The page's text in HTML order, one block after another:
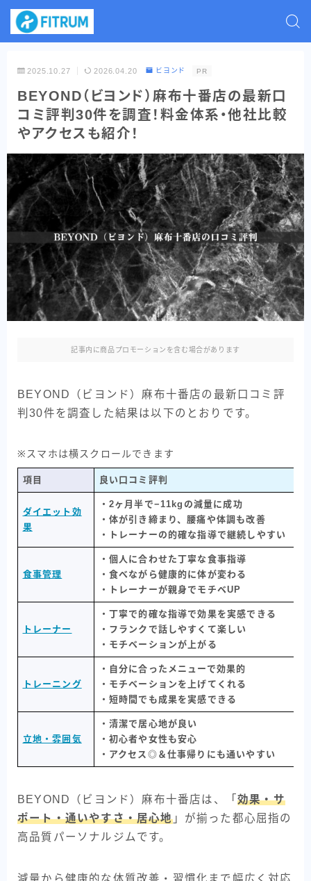
2025.10.27 2026.04.20 ビヨンド PR
BEYOND（ビヨンド）麻布十番店の最新口
コミ評判30件を調査！料金体系・他社比較
やアクセスも紹介！
記事内に商品プロモーションを含む場合があります
BEYOND（ビヨンド）麻布十番店の最新口コミ評
判30件を調査した結果は以下のとおりです。
※スマホは横スクロールできます
項目 良い口コミ評判
ダイエット効
果
・2ヶ月半で−11kgの減量に成功
・体が引き締まり、腰痛や体調も改善
・トレーナーの的確な指導で継続しやすい
食事管理
・個人に合わせた丁寧な食事指導
・食べながら健康的に体が変わる
・トレーナーが親身でモチベUP
トレーナー
・丁寧で的確な指導で効果を実感できる
・フランクで話しやすくて楽しい
・モチベーションが上がる
トレーニング
・自分に合ったメニューで効果的
・モチベーションを上げてくれる
・短時間でも成果を実感できる
立地・雰囲気
・清潔で居心地が良い
・初心者や女性も安心
・アクセス◎＆仕事帰りにも通いやすい
BEYOND（ビヨンド）麻布十番店は、「 効果・サ
ポート・通いやすさ・居心地」が揃った都心屈指の
高品質パーソナルジムです。
減量から健康的な体質改善・習慣化まで幅広く対応